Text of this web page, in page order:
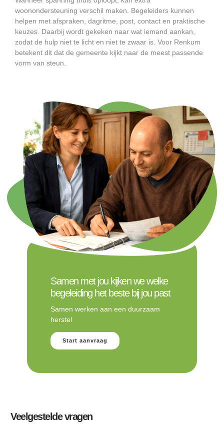
woonondersteuning verschil maken. Begeleiders kunnen
helpen met afspraken, dagritme, post, contact en praktische
keuzes. Daarbij wordt gekeken naar wat iemand aankan,
zodat de hulp niet te licht en niet te zwaar is. Voor Renkum
betekent dit dat de gemeente kijkt naar de meest passende
vorm van steun.
Samen met jou kijken we welke
begeleiding het beste bij jou past
Samen werken aan een duurzaam
herstel
Start aanvraag
Veelgestelde vragen